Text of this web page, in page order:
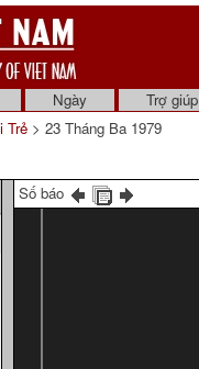
Ngày
Trợ giúp
Trẻ > 23 Tháng Ba 1979
Số báo